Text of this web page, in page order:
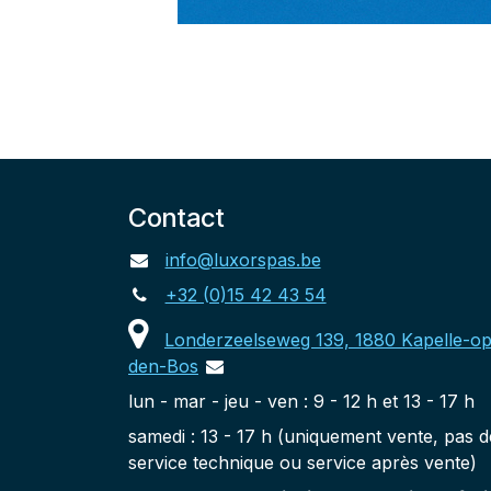
Contact
info@luxorspas.be
+32 (0)15 42 43 54
Londerzeelseweg 139, 1880 Kapelle-
den-Bos
lun - mar - jeu - ven : 9 - 12 h et 13 - 17 h
samedi : 13 - 17 h (uniquement vente, pas
service technique ou service après vente)